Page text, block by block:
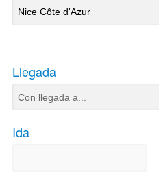
Llegada
Ida